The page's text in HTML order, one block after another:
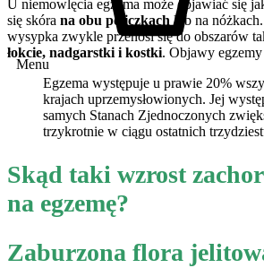
Menu
U niemowlęcia egzema może objawiać się
się skóra na obu policzkach lub na
wysypka zwykle przenosi się do obszarów
łokcie, nadgarstki i kostki. Objawy
Egzema występuje u prawie 20%
krajach uprzemysłowionych. Jej
samych Stanach Zjednoczonych
trzykrotnie w ciągu ostatnich
Skąd taki wzrost
na egzemę?
Zaburzona flora